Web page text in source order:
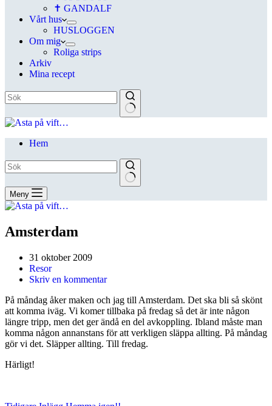
✝ GANDALF
Vårt hus
HUSLOGGEN
Om mig
Roliga strips
Arkiv
Mina recept
Hem
Meny
Amsterdam
31 oktober 2009
Resor
Skriv en kommentar
På måndag åker maken och jag till Amsterdam. Det ska bli så skönt
att komma iväg. Vi komer tillbaka på fredag så det är inte någon
längre tripp, men det ger ändå en del avkoppling. Ibland måste man
komma någon annanstans för att verkligen släppa allting. På måndag
gör vi det. Släpper allting. Till fredag.
Härligt!